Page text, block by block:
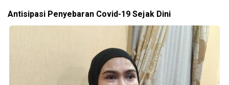
Antisipasi Penyebaran Covid-19 Sejak Dini